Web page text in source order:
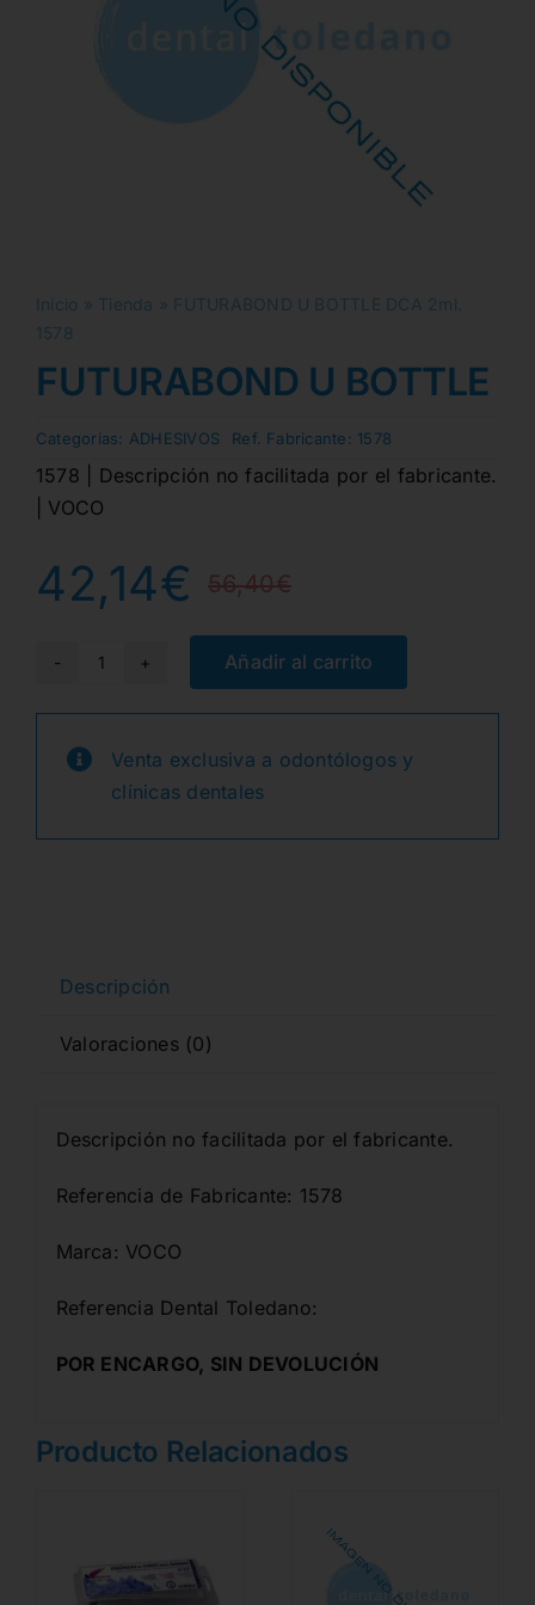
Inicio » Tienda » FUTURABOND U BOTTLE DCA 2ml.
1578
FUTURABOND U BOTTLE
Categorias: ADHESIVOS Ref. Fabricante: 1578
1578 | Descripción no facilitada por el fabricante.
| VOCO
56,40€El
precio
original
era:
56,40€.
42,14€
El
precio
actual
es:
42,14€.
FUTURABOND
U
DCA
2ml.
1578
Añadir al carrito
Venta exclusiva a odontólogos y
clínicas dentales
Descripción
Valoraciones (0)
Descripción no facilitada por el fabricante.
Referencia de Fabricante: 1578
Marca: VOCO
Referencia Dental Toledano:
POR ENCARGO, SIN DEVOLUCIÓN
Producto Relacionados